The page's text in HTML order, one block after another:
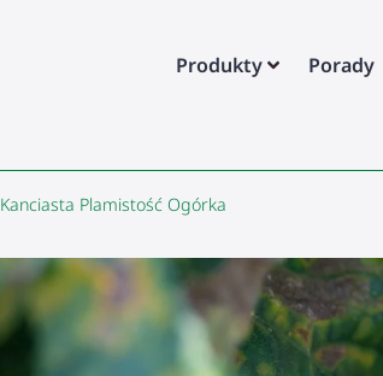
Produkty Porady
Kanciasta Plamistość Ogórka